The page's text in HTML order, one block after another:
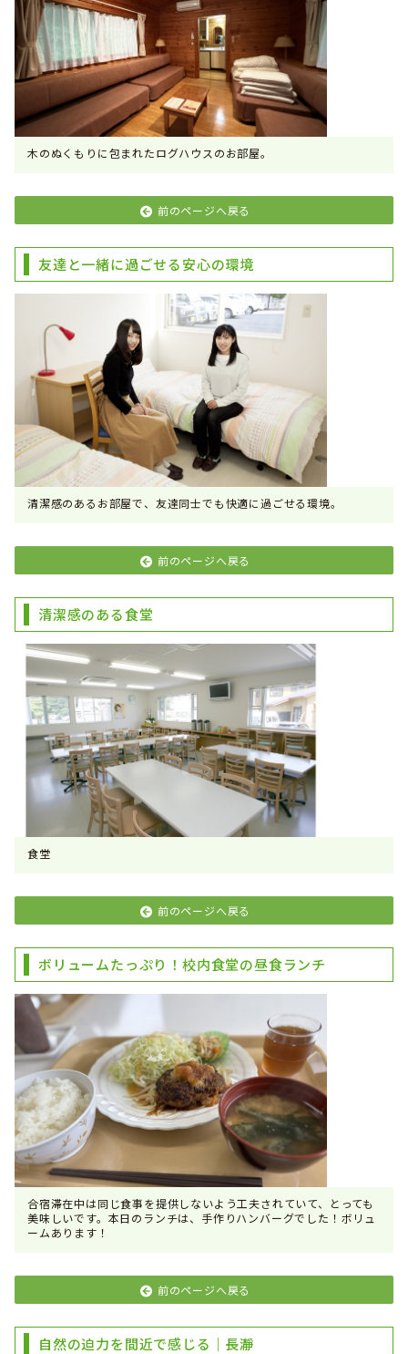
木のぬくもりに包まれたログハウスのお部屋。
前のページへ戻る
友達と一緒に過ごせる安心の環境
清潔感のあるお部屋で、友達同士でも快適に過ごせる環境。
前のページへ戻る
清潔感のある食堂
食堂
前のページへ戻る
ボリュームたっぷり！校内食堂の昼食ランチ
合宿滞在中は同じ食事を提供しないよう工夫されていて、とっても
美味しいです。本日のランチは、手作りハンバーグでした！ボリュ
ームあります！
前のページへ戻る
自然の迫力を間近で感じる｜長瀞